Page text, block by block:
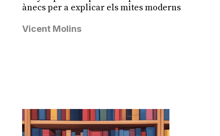
ànecs per a explicar els mites moderns
Vicent Molins